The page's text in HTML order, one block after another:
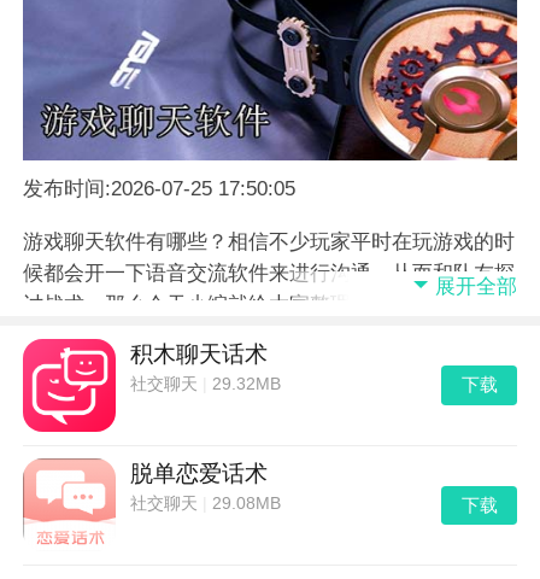
发布时间:2026-07-25 17:50:05
游戏聊天软件有哪些？相信不少玩家平时在玩游戏的时
候都会开一下语音交流软件来进行沟通，从而和队友探
讨战术，那么今天小编就给大家整理游戏聊天软件推
荐，感兴趣的不妨看一下！
展开全部
积木聊天话术
社交聊天 |29.32MB 下载
脱单恋爱话术
社交聊天 |29.08MB 下载